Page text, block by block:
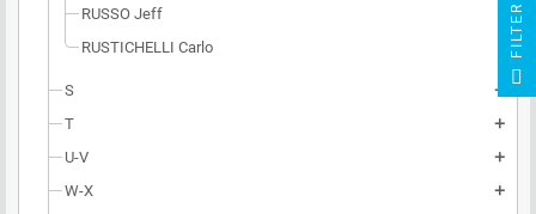
RUSSO Jeff
RUSTICHELLI Carlo
S add
T add
U-V add
W-X add
R